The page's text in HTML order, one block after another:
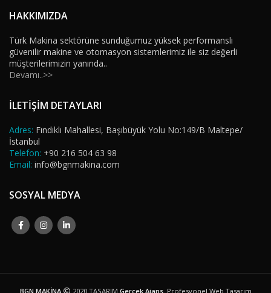
HAKKIMIZDA
Türk Makina sektörüne sunduğumuz yüksek performanslı
güvenilir makine ve otomasyon sistemlerimiz ile siz değerli
müşterilerimizin yanında..
Devamı..>>
İLETİŞİM DETAYLARI
Adres: Fındıklı Mahallesi, Başıbüyük Yolu No:149/B Maltepe/
İstanbul
Telefon: +90 216 504 63 98
Email: info@bgnmakina.com
SOSYAL MEDYA
BGN MAKİNA 2020 TASARIM Gerçek Ajans. Profesyonel Web Tasarım